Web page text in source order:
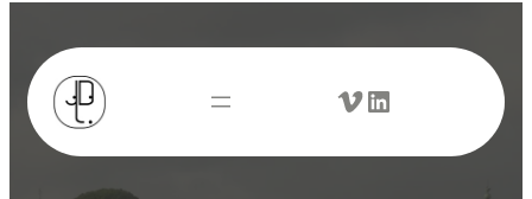
Aller
au
contenu
Vimeo LinkedIn